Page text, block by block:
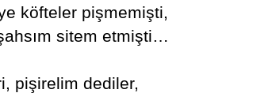
köfteler pişmemişti,
sitem etmişti…
pişirelim dediler,